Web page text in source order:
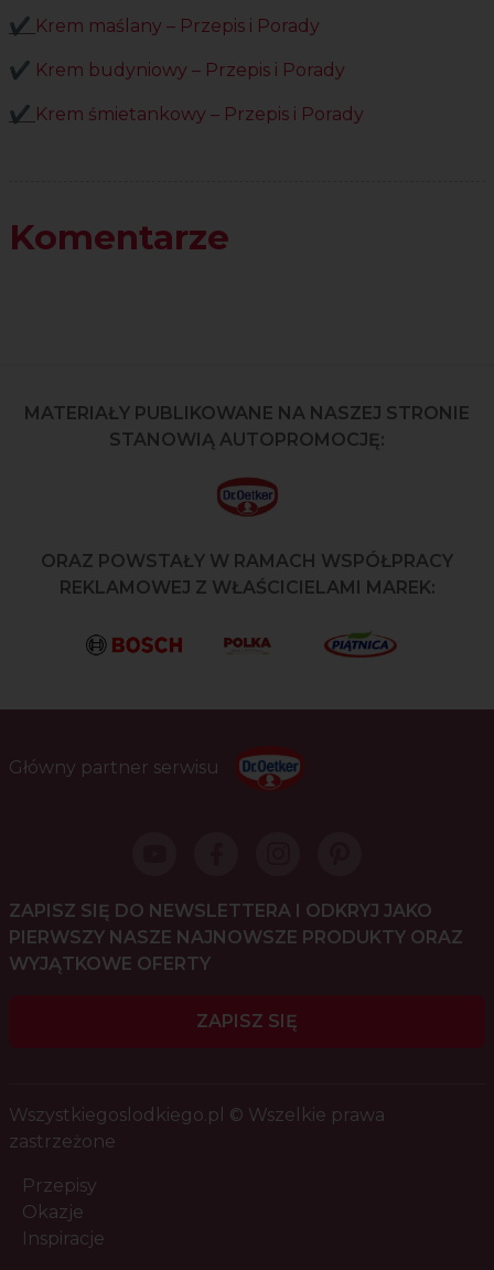
✔️ Krem maślany – Przepis i Porady
✔️ Krem budyniowy – Przepis i Porady
✔️ Krem śmietankowy – Przepis i Porady
Komentarze
MATERIAŁY PUBLIKOWANE NA NASZEJ STRONIE
STANOWIĄ AUTOPROMOCJĘ:
ORAZ POWSTAŁY W RAMACH WSPÓŁPRACY
REKLAMOWEJ Z WŁAŚCICIELAMI MAREK:
Główny partner serwisu
ZAPISZ SIĘ DO NEWSLETTERA I ODKRYJ JAKO
PIERWSZY NASZE NAJNOWSZE PRODUKTY ORAZ
WYJĄTKOWE OFERTY
ZAPISZ SIĘ
Wszystkiegoslodkiego.pl © Wszelkie prawa
zastrzeżone
Przepisy
Okazje
Inspiracje